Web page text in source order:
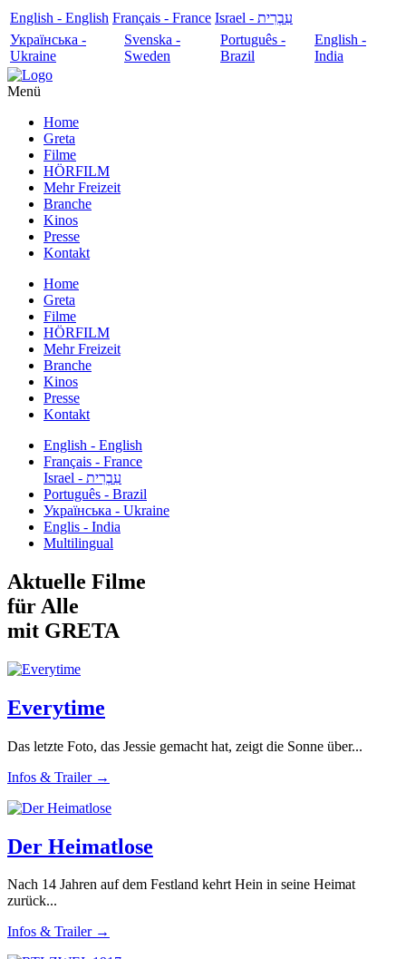
English - English Français - France
עִבְרִית - Israel
Українська -
Ukraine
Svenska -
Sweden
Português -
Brazil
English -
India
Menü
Home
Greta
Filme
HÖRFILM
Mehr Freizeit
Branche
Kinos
Presse
Kontakt
Home
Greta
Filme
HÖRFILM
Mehr Freizeit
Branche
Kinos
Presse
Kontakt
English - English
Français - France
עִבְרִית - Israel
Português - Brazil
Українська - Ukraine
Englis - India
Multilingual
Aktuelle Filme
für Alle
mit GRETA
Everytime
Das letzte Foto, das Jessie gemacht hat, zeigt die Sonne über...
Infos & Trailer →
Der Heimatlose
Nach 14 Jahren auf dem Festland kehrt Hein in seine Heimat
zurück...
Infos & Trailer →